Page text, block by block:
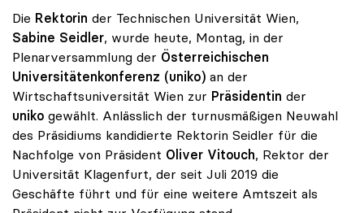
Die Rektorin der Technischen Universität Wien,
Sabine Seidler, wurde heute, Montag, in der
Plenarversammlung der Österreichischen
Universitätenkonferenz (uniko) an der
Wirtschaftsuniversität Wien zur Präsidentin der
uniko gewählt. Anlässlich der turnusmäßigen Neuwahl
des Präsidiums kandidierte Rektorin Seidler für die
Nachfolge von Präsident Oliver Vitouch, Rektor der
Universität Klagenfurt, der seit Juli 2019 die
Geschäfte führt und für eine weitere Amtszeit als